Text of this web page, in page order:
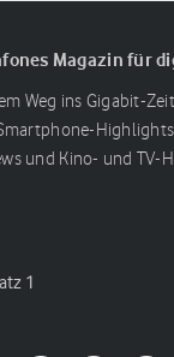
Magazin für
Weg ins Gigabit-
und Kino- und TV-
1